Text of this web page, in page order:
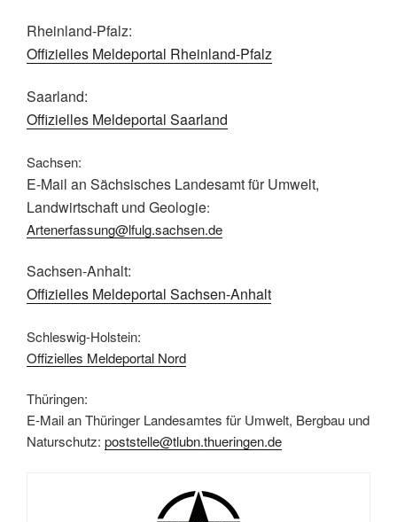
Rheinland-Pfalz:
Offizielles Meldeportal Rheinland-Pfalz
Saarland:
Offizielles Meldeportal Saarland
Sachsen:
E-Mail an Sächsisches Landesamt für Umwelt,
Landwirtschaft und Geologie:
Artenerfassung@lfulg.sachsen.de
Sachsen-Anhalt:
Offizielles Meldeportal Sachsen-Anhalt
Schleswig-Holstein:
Offizielles Meldeportal Nord
Thüringen:
E-Mail an Thüringer Landesamtes für Umwelt, Bergbau und
Naturschutz: poststelle@tlubn.thueringen.de